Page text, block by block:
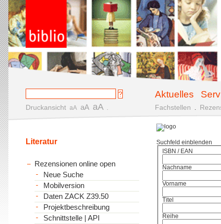
Aktuelles
Druckansicht aA aA aA Fachstellen
Suchfeld einblenden
ISBN / EAN
Nachname
Vorname
Titel
Reihe
Literatur
Rezensionen online open
Neue Suche
Mobilversion
Daten ZACK Z39.50
Projektbeschreibung
Schnittstelle | API